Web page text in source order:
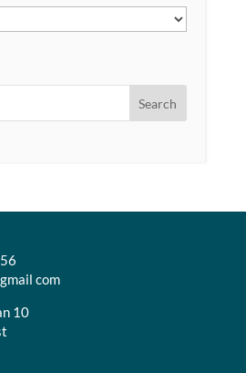
com
10